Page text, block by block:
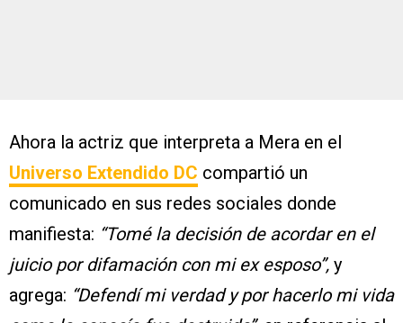
Ahora la actriz que interpreta a Mera en el
Universo Extendido DC compartió un
comunicado en sus redes sociales donde
manifiesta: “Tomé la decisión de acordar en el
juicio por difamación con mi ex esposo”, y
agrega: “Defendí mi verdad y por hacerlo mi vida